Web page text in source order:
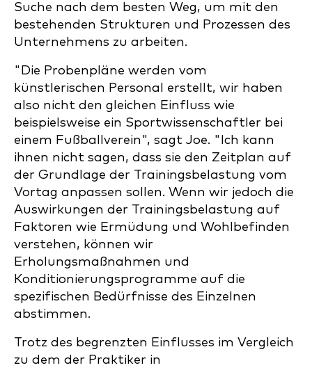
Suche nach dem besten Weg, um mit den
bestehenden Strukturen und Prozessen des
Unternehmens zu arbeiten.
"Die Probenpläne werden vom
künstlerischen Personal erstellt, wir haben
also nicht den gleichen Einfluss wie
beispielsweise ein Sportwissenschaftler bei
einem Fußballverein", sagt Joe. "Ich kann
ihnen nicht sagen, dass sie den Zeitplan auf
der Grundlage der Trainingsbelastung vom
Vortag anpassen sollen. Wenn wir jedoch die
Auswirkungen der Trainingsbelastung auf
Faktoren wie Ermüdung und Wohlbefinden
verstehen, können wir
Erholungsmaßnahmen und
Konditionierungsprogramme auf die
spezifischen Bedürfnisse des Einzelnen
abstimmen.
Trotz des begrenzten Einflusses im Vergleich
zu dem der Praktiker in